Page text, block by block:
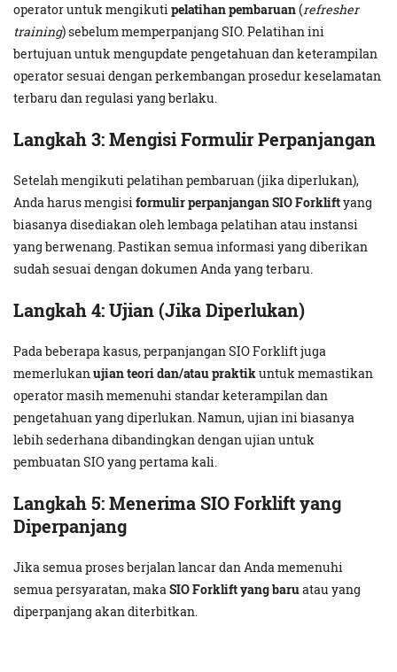
operator untuk mengikutipelatihan pembaruan(refresher
training) sebelum memperpanjang SIO. Pelatihan ini
bertujuan untuk mengupdate pengetahuan dan keterampilan
operator sesuai dengan perkembangan prosedur keselamatan
terbaru dan regulasi yang berlaku.
Langkah 3: Mengisi Formulir Perpanjangan
Setelah mengikuti pelatihan pembaruan (jika diperlukan),
Anda harus mengisiformulir perpanjangan SIO Forkliftyang
biasanya disediakan oleh lembaga pelatihan atau instansi
yang berwenang. Pastikan semua informasi yang diberikan
sudah sesuai dengan dokumen Anda yang terbaru.
Langkah 4: Ujian (Jika Diperlukan)
Pada beberapa kasus, perpanjangan SIO Forklift juga
memerlukanujian teori dan/atau praktikuntuk memastikan
operator masih memenuhi standar keterampilan dan
pengetahuan yang diperlukan. Namun, ujian ini biasanya
lebih sederhana dibandingkan dengan ujian untuk
pembuatan SIO yang pertama kali.
Langkah 5: Menerima SIO Forklift yang
Diperpanjang
Jika semua proses berjalan lancar dan Anda memenuhi
semua persyaratan, makaSIO Forklift yang baruatau yang
diperpanjang akan diterbitkan.